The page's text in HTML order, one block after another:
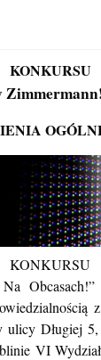
Obcasach!”
Długiej 5,
VI